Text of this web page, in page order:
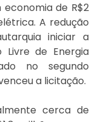
economia de R$2
A redução
iniciar a
de Energia
no segundo
a licitação.
cerca de